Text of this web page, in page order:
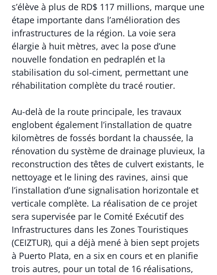
s’élève à plus de RD$ 117 millions, marque une
étape importante dans l’amélioration des
infrastructures de la région. La voie sera
élargie à huit mètres, avec la pose d’une
nouvelle fondation en pedraplén et la
stabilisation du sol-ciment, permettant une
réhabilitation complète du tracé routier.
Au-delà de la route principale, les travaux
englobent également l’installation de quatre
kilomètres de fossés bordant la chaussée, la
rénovation du système de drainage pluvieux, la
reconstruction des têtes de culvert existants, le
nettoyage et le lining des ravines, ainsi que
l’installation d’une signalisation horizontale et
verticale complète. La réalisation de ce projet
sera supervisée par le Comité Exécutif des
Infrastructures dans les Zones Touristiques
(CEIZTUR), qui a déjà mené à bien sept projets
à Puerto Plata, en a six en cours et en planifie
trois autres, pour un total de 16 réalisations,